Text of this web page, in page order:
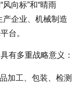
向标”和“晴雨
产企业、机械制造
台。
具有多重战略意义：
加工、包装、检测